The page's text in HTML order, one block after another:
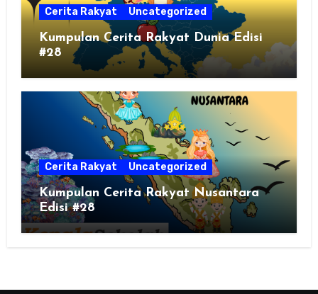
Cerita Rakyat Uncategorized
Kumpulan Cerita Rakyat Dunia Edisi
#28
Cerita Rakyat Uncategorized
Kumpulan Cerita Rakyat Nusantara
Edisi #28